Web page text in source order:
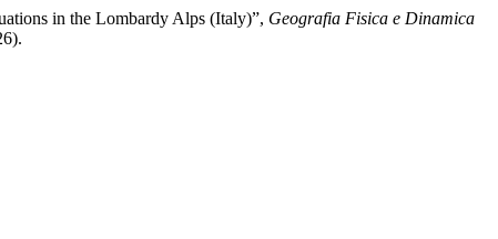
in the Lombardy Alps (Italy)”, Geografia Fisica e Dinamica